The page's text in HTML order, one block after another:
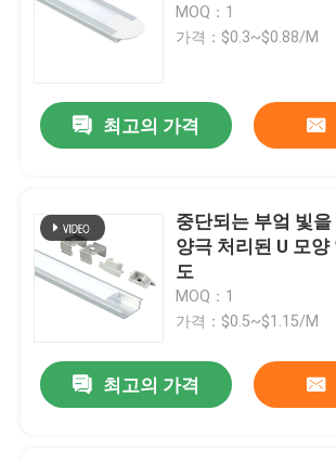
제품
우리에 대하여
공장 여행
MOQ：1
가격：$0.3~$0.88/M
최고의 가격
중단되는 부엌 빛
양극 처리된 U 모양
도
MOQ：1
가격：$0.5~$1.15/M
최고의 가격